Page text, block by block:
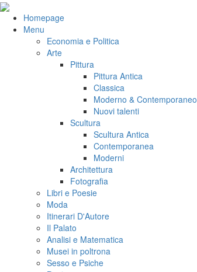
Salta
contenuto
VeniVidiViciHomepage
Menu
Economia e Politica
Arte
Pittura
Pittura Antica
Classica
Moderno & Contemporaneo
Nuovi talenti
Scultura
Scultura Antica
Contemporanea
Moderni
Architettura
Fotografia
Libri e Poesie
Moda
Itinerari D'Autore
Il Palato
Analisi e Matematica
Musei in poltrona
Sesso e Psiche